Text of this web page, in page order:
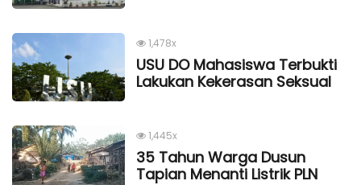
1,478x
USU DO Mahasiswa Terbukti
Lakukan Kekerasan Seksual
1,445x
35 Tahun Warga Dusun
Tapian Menanti Listrik PLN